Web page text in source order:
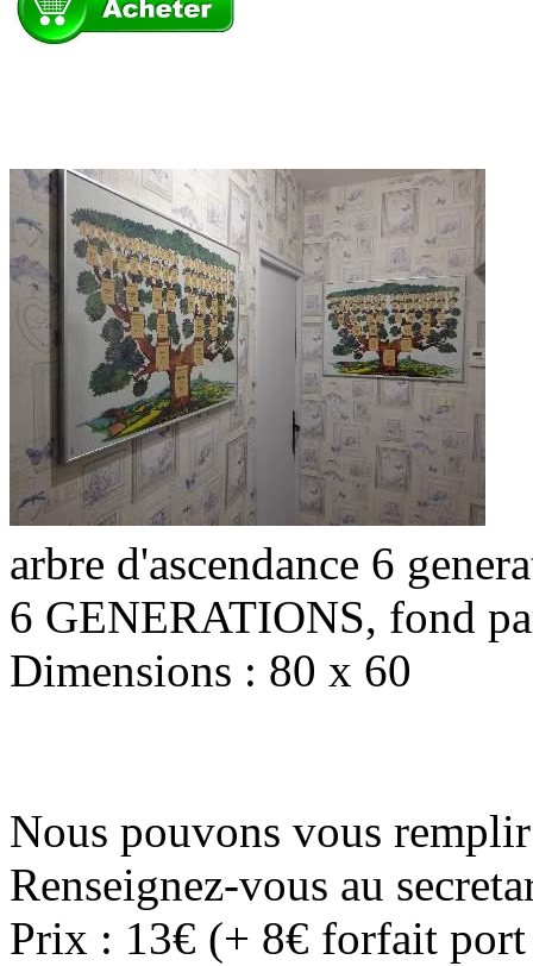
arbre d'ascendance 6
6 GENERATIONS, fond
Dimensions : 80 x 60
Nous pouvons vous
Renseignez-vous au
Prix : 13€ (+ 8€ forfait